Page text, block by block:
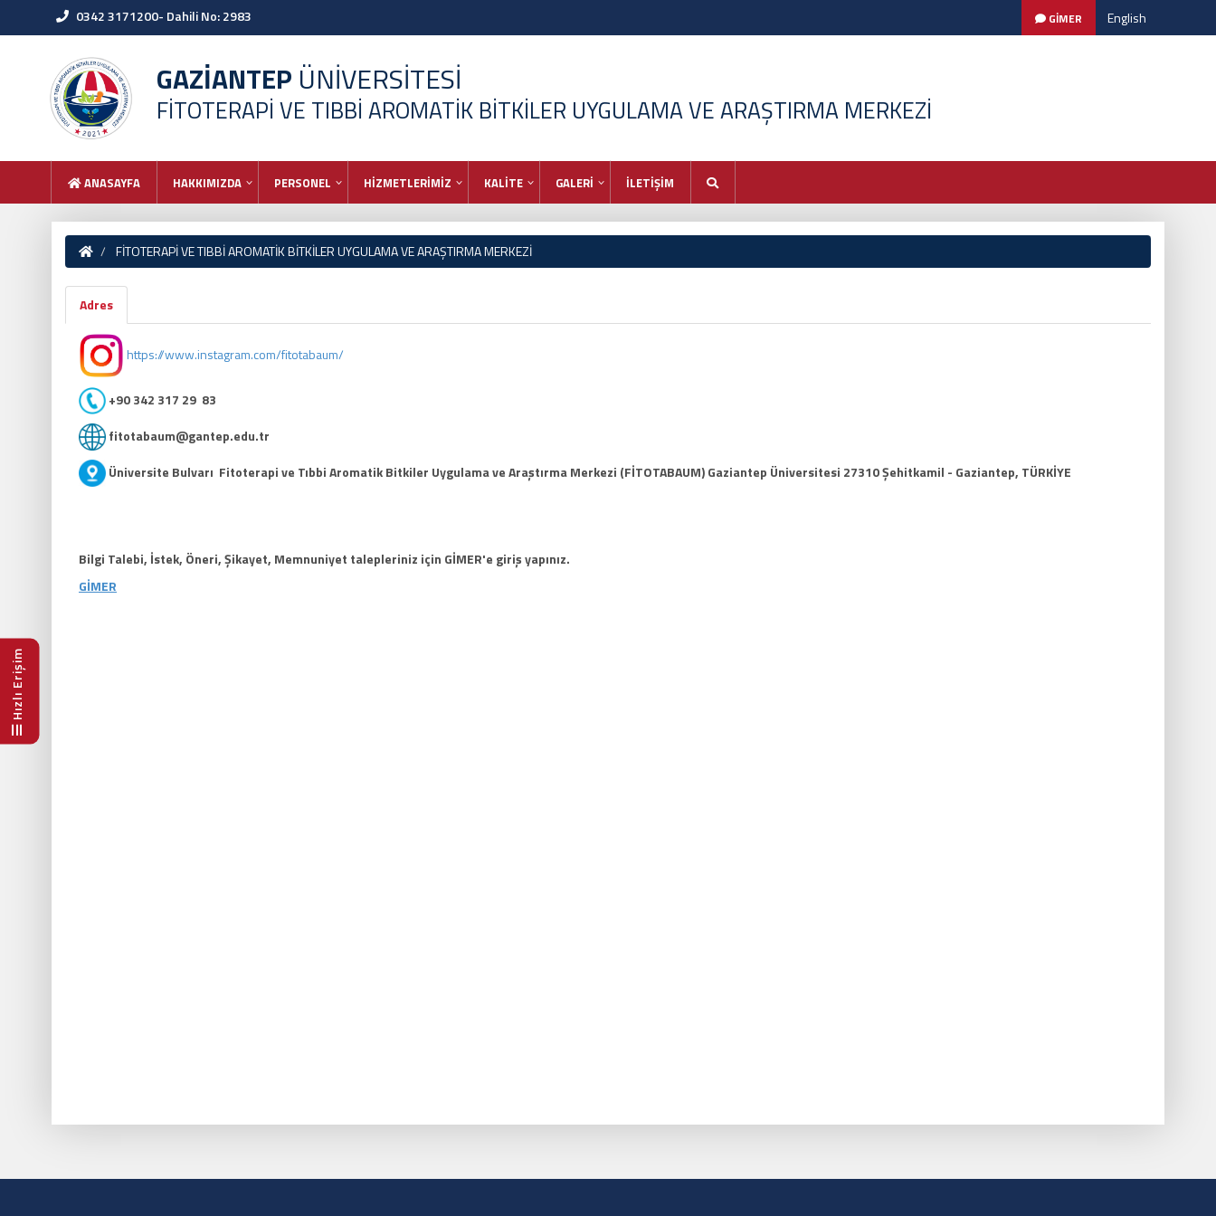
Hızlı Erişim
0342 3171200- Dahili No: 2983 GİMER English
GAZİANTEP ÜNİVERSİTESİ
FİTOTERAPİ VE TIBBİ AROMATİK BİTKİLER UYGULAMA VE ARAŞTIRMA MERKEZİ
ANASAYFA HAKKIMIZDA PERSONEL HİZMETLERİMİZ KALİTE GALERİ İLETİŞİM
FİTOTERAPİ VE TIBBİ AROMATİK BİTKİLER UYGULAMA VE ARAŞTIRMA MERKEZİ
Adres
https://www.instagram.com/fitotabaum/
+90 342 317 29 83
fitotabaum@gantep.edu.tr
Üniversite Bulvarı Fitoterapi ve Tıbbi Aromatik Bitkiler Uygulama ve Araştırma Merkezi (FİTOTABAUM) Gaziantep Üniversitesi 27310 Şehitkamil - Gaziantep, TÜRKİYE
Bilgi Talebi, İstek, Öneri, Şikayet, Memnuniyet talepleriniz için GİMER'e giriş yapınız.
GİMER